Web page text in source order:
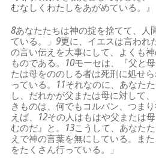
むなしくわたしをあがめている。』
8あなたたちは神の掟を捨てて、人
ている。」9更に、イエスは言われ
の言い伝えを大事にして、よくも
ものである。 10モーセは、『父と
たは母をののしる者は死刑に処せ
っている。 11それなのに、あなた
し、だれかが父または母に対して
きものは、何でもコルバン、つま
えば、 12その人はもはや父または
むのだ』と。 13こうして、あなた
えで神の言葉を無にしている。ま
をたくさん行っている。」